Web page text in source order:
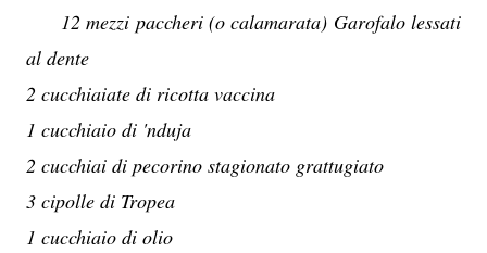
12 mezzi paccheri (o calamarata) Garofalo lessati
al dente
2 cucchiaiate di ricotta vaccina
1 cucchiaio di 'nduja
2 cucchiai di pecorino stagionato grattugiato
3 cipolle di Tropea
1 cucchiaio di olio